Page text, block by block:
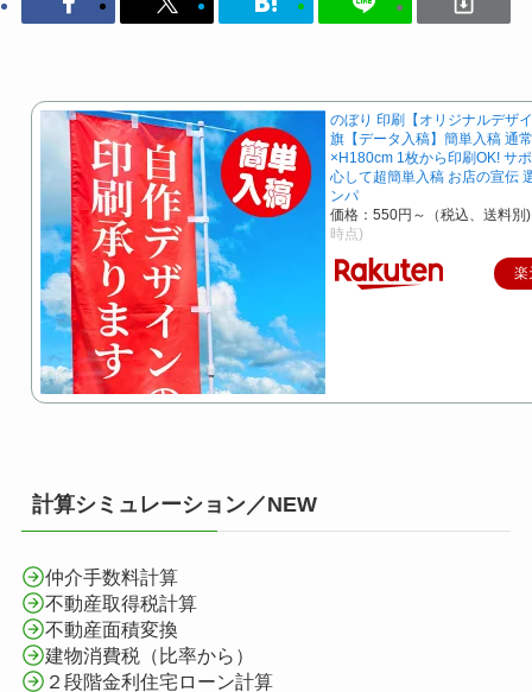
のぼり 印刷【オリジナルデザ
旗【データ入稿】簡単入稿 通
×H180cm 1枚から印刷OK! サ
心して超簡単入稿 お店の宣伝
ンパ
価格：550円～（税込、送料別)
時点)
楽
計算シミュレーション／NEW
仲介手数料計算
不動産取得税計算
不動産面積変換
建物消費税（比率から）
２段階金利住宅ローン計算